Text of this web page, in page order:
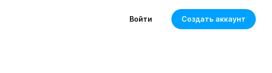
Войти Создать аккаунт